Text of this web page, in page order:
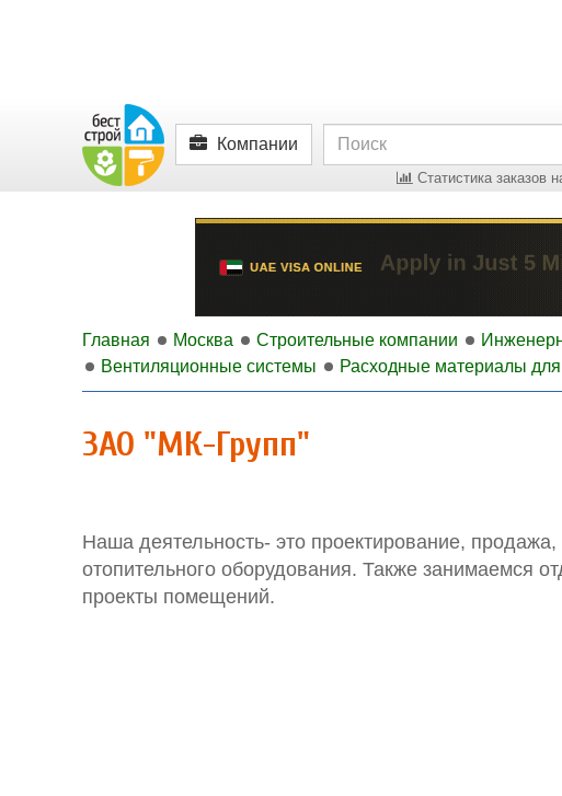
Компании
Статистика заказов
Главная Москва Строительные компании
Вентиляционные системы
Расходные материалы
ЗАО "МК-Групп"
Наша деятельность- это проектирование,
отопительного оборудования. Также занимаемся
проекты помещений.